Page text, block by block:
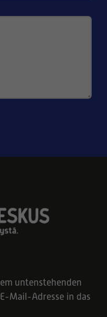
untenstehenden
Mail-Adresse in das